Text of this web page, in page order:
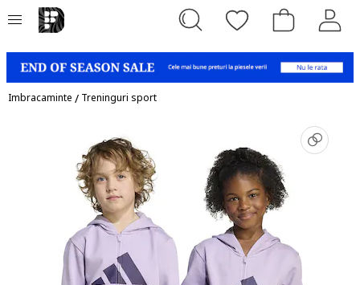
Imbracaminte / Treninguri sport